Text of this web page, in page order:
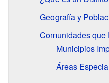
Geografía y
Comunidades que
Municipios
Áreas